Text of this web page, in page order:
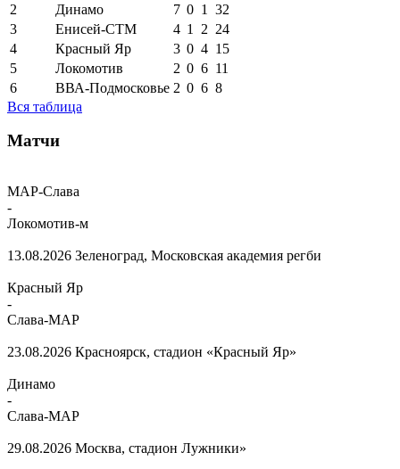
2
Динамо 7 0 1
32
3
Енисей-СТМ 4 1 2 24
4
Красный Яр 3 0 4 15
5
Локомотив 2 0 6 11
6
ВВА-Подмосковье 2 0 6 8
Вся таблица
Матчи
МАР-Слава
-
Локомотив-м
13.08.2026 Зеленоград, Московская академия регби
Красный Яр
-
Слава-МАР
23.08.2026 Красноярск, стадион «Красный Яр»
Динамо
-
Слава-МАР
29.08.2026 Москва, стадион Лужники»